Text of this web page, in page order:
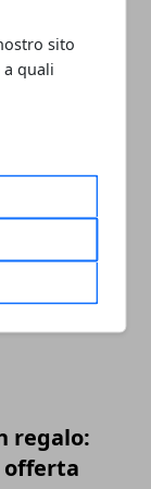
sito
quali
regalo:
offerta